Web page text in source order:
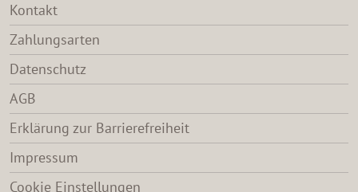
Kontakt
Zahlungsarten
Datenschutz
AGB
Erklärung zur Barrierefreiheit
Impressum
Cookie Einstellungen